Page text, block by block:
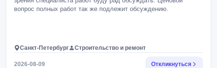
вопрос полных работ так же подлежит обсуждению.
Санкт-Петербург Строительство и ремонт
2026-08-09 Откликнуться